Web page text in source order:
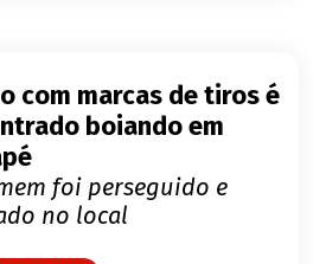
com marcas de tiros é
boiando em
foi perseguido e
no local